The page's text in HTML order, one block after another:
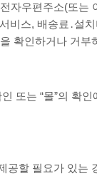
자우편주소(또는
비스, 배송료․설
확인하거나 거부
또는 “몰”의 확인
공할 필요가 있는